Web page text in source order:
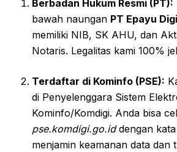
Berbadan Hukum Resmi (PT):
bawah naungan PT Epayu
memiliki NIB, SK AHU, dan
Notaris. Legalitas kami 100%
Terdaftar di Kominfo (PSE):
di Penyelenggara Sistem
Kominfo/Komdigi. Anda bisa
pse.komdigi.go.iddengan kata
menjamin keamanan data dan